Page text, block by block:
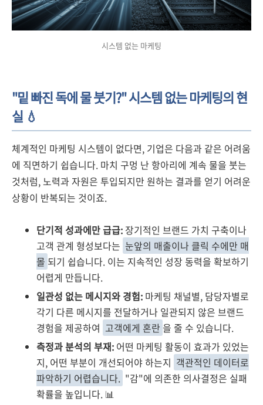
시스템 없는 마케팅
"밑 빠진 독에 물 붓기?" 시스템 없는 마케팅의 현
실 💧
체계적인 마케팅 시스템이 없다면, 기업은 다음과 같은 어려움
에 직면하기 쉽습니다. 마치 구멍 난 항아리에 계속 물을 붓는
것처럼, 노력과 자원은 투입되지만 원하는 결과를 얻기 어려운
상황이 반복되는 것이죠.
단기적 성과에만 급급: 장기적인 브랜드 가치 구축이나
고객 관계 형성보다는 눈앞의 매출이나 클릭 수에만 매
몰 되기 쉽습니다. 이는 지속적인 성장 동력을 확보하기
어렵게 만듭니다.
일관성 없는 메시지와 경험: 마케팅 채널별, 담당자별로
각기 다른 메시지를 전달하거나 일관되지 않은 브랜드
경험을 제공하여 고객에게 혼란 을 줄 수 있습니다.
측정과 분석의 부재: 어떤 마케팅 활동이 효과가 있었는
지, 어떤 부분이 개선되어야 하는지 객관적인 데이터로
파악하기 어렵습니다. "감"에 의존한 의사결정은 실패
확률을 높입니다. 📊